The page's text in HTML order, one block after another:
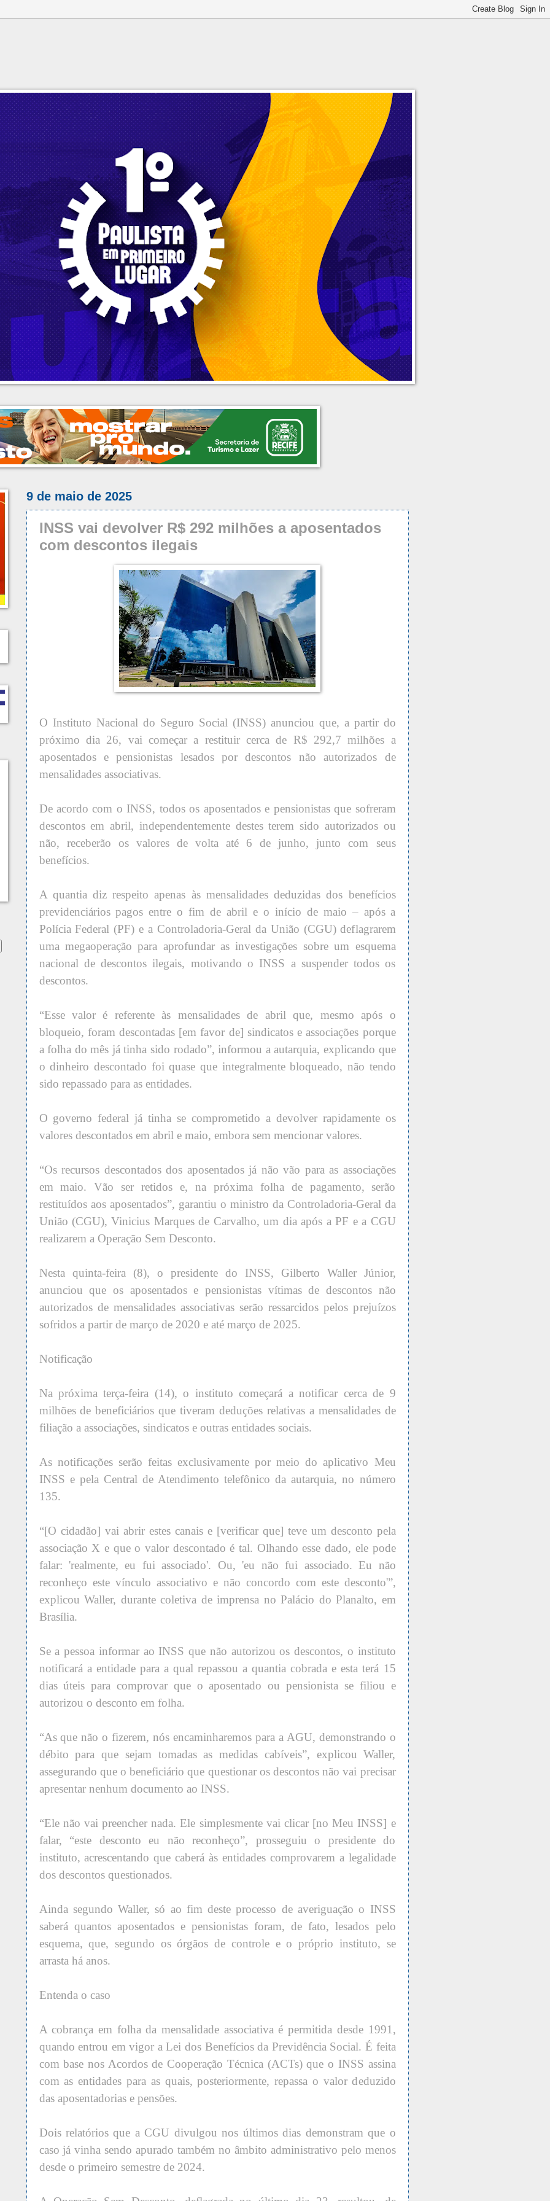
9 de maio de 2025
INSS vai devolver R$ 292 milhões a aposentados
com descontos ilegais
O Instituto Nacional do Seguro Social (INSS) anunciou que, a partir do
próximo dia 26, vai começar a restituir cerca de R$ 292,7 milhões a
aposentados e pensionistas lesados por descontos não autorizados de
mensalidades associativas.
De acordo com o INSS, todos os aposentados e pensionistas que sofreram
descontos em abril, independentemente destes terem sido autorizados ou
não, receberão os valores de volta até 6 de junho, junto com seus
benefícios.
A quantia diz respeito apenas às mensalidades deduzidas dos benefícios
previdenciários pagos entre o fim de abril e o início de maio – após a
Polícia Federal (PF) e a Controladoria-Geral da União (CGU) deflagrarem
uma megaoperação para aprofundar as investigações sobre um esquema
nacional de descontos ilegais, motivando o INSS a suspender todos os
descontos.
“Esse valor é referente às mensalidades de abril que, mesmo após o
bloqueio, foram descontadas [em favor de] sindicatos e associações porque
a folha do mês já tinha sido rodado”, informou a autarquia, explicando que
o dinheiro descontado foi quase que integralmente bloqueado, não tendo
sido repassado para as entidades.
O governo federal já tinha se comprometido a devolver rapidamente os
valores descontados em abril e maio, embora sem mencionar valores.
“Os recursos descontados dos aposentados já não vão para as associações
em maio. Vão ser retidos e, na próxima folha de pagamento, serão
restituídos aos aposentados”, garantiu o ministro da Controladoria-Geral da
União (CGU), Vinicius Marques de Carvalho, um dia após a PF e a CGU
realizarem a Operação Sem Desconto.
Nesta quinta-feira (8), o presidente do INSS, Gilberto Waller Júnior,
anunciou que os aposentados e pensionistas vítimas de descontos não
autorizados de mensalidades associativas serão ressarcidos pelos prejuízos
sofridos a partir de março de 2020 e até março de 2025.
Notificação
Na próxima terça-feira (14), o instituto começará a notificar cerca de 9
milhões de beneficiários que tiveram deduções relativas a mensalidades de
filiação a associações, sindicatos e outras entidades sociais.
As notificações serão feitas exclusivamente por meio do aplicativo Meu
INSS e pela Central de Atendimento telefônico da autarquia, no número
135.
“[O cidadão] vai abrir estes canais e [verificar que] teve um desconto pela
associação X e que o valor descontado é tal. Olhando esse dado, ele pode
falar: 'realmente, eu fui associado'. Ou, 'eu não fui associado. Eu não
reconheço este vínculo associativo e não concordo com este desconto'”,
explicou Waller, durante coletiva de imprensa no Palácio do Planalto, em
Brasília.
Se a pessoa informar ao INSS que não autorizou os descontos, o instituto
notificará a entidade para a qual repassou a quantia cobrada e esta terá 15
dias úteis para comprovar que o aposentado ou pensionista se filiou e
autorizou o desconto em folha.
“As que não o fizerem, nós encaminharemos para a AGU, demonstrando o
débito para que sejam tomadas as medidas cabíveis”, explicou Waller,
assegurando que o beneficiário que questionar os descontos não vai precisar
apresentar nenhum documento ao INSS.
“Ele não vai preencher nada. Ele simplesmente vai clicar [no Meu INSS] e
falar, “este desconto eu não reconheço”, prosseguiu o presidente do
instituto, acrescentando que caberá às entidades comprovarem a legalidade
dos descontos questionados.
Ainda segundo Waller, só ao fim deste processo de averiguação o INSS
saberá quantos aposentados e pensionistas foram, de fato, lesados pelo
esquema, que, segundo os órgãos de controle e o próprio instituto, se
arrasta há anos.
Entenda o caso
A cobrança em folha da mensalidade associativa é permitida desde 1991,
quando entrou em vigor a Lei dos Benefícios da Previdência Social. É feita
com base nos Acordos de Cooperação Técnica (ACTs) que o INSS assina
com as entidades para as quais, posteriormente, repassa o valor deduzido
das aposentadorias e pensões.
Dois relatórios que a CGU divulgou nos últimos dias demonstram que o
caso já vinha sendo apurado também no âmbito administrativo pelo menos
desde o primeiro semestre de 2024.